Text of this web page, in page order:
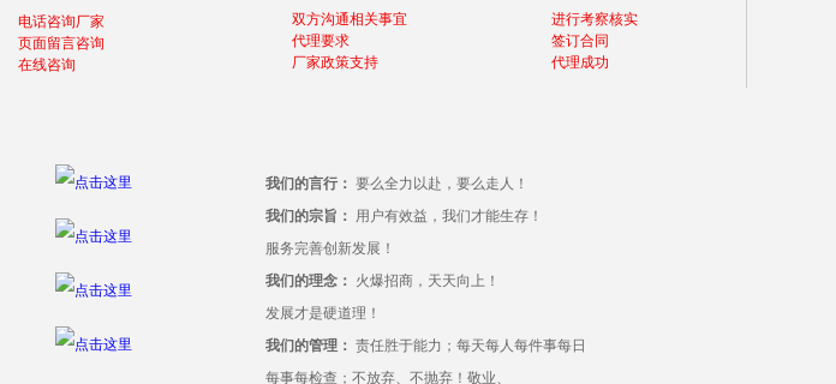
电话咨询厂家
页面留言咨询
在线咨询
双方沟通相关事宜
代理要求
厂家政策支持
进行考察核实
签订合同
代理成功
我们的言行： 要么全力以赴，要么走人！
我们的宗旨： 用户有效益，我们才能生存！
服务完善创新发展！
我们的理念： 火爆招商，天天向上！
发展才是硬道理！
我们的管理： 责任胜于能力；每天每人每件事每日
每事每检查；不放弃、不抛弃！敬业、